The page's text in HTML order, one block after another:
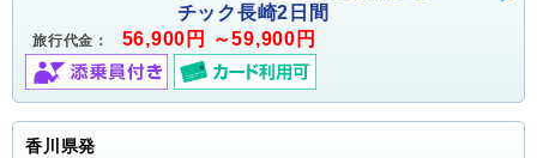
チック長崎2日間
旅行代金： 56,900円 ～59,900円
香川県発